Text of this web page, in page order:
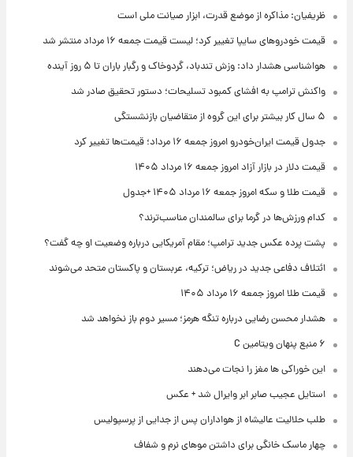
ظریفیان: مذاکره از موضع قدرت، ابزار صیانت ملی است
قیمت خودروهای سایپا تغییر کرد؛ لیست قیمت جمعه ۱۶ مرداد منتشر شد
هواشناسی هشدار داد: وزش تندباد، گردوخاک و رگبار باران تا ۵ روز آینده
واکنش ترامپ به افشای کمبود تسلیحات؛ دستور تحقیق صادر شد
۵ سال کار بیشتر برای این گروه از متقاضیان بازنشستگی
جدول قیمت ایران‌خودرو امروز جمعه ۱۶ مرداد؛ قیمت‌ها تغییر کرد
قیمت دلار در بازار آزاد امروز جمعه ۱۶ مرداد ۱۴۰۵
قیمت طلا و سکه امروز جمعه ۱۶ مرداد ۱۴۰۵ +جدول
کدام ورزش‌ها در گرما برای سالمندان مناسب‌ترند؟
پشت پرده عکس جدید ترامپ؛ مقام آمریکایی درباره وضعیت او چه گفت؟
ائتلاف دفاعی جدید در ریاض؛ ترکیه، عربستان و پاکستان متحد می‌شوند
قیمت طلا امروز جمعه ۱۶ مرداد ۱۴۰۵
هشدار محسن رضایی درباره تنگه هرمز؛ مسیر دوم باز نخواهد شد
۶ منبع پنهان ویتامین C
این خوراکی ها مغز را نجات می‌دهند
استایل عجیب صابر ابر وایرال شد + عکس
طلب حلالیت عالیشاه از هواداران پس از جدایی از پرسپولیس
چهار ماسک خانگی برای داشتن موهای نرم و شفاف